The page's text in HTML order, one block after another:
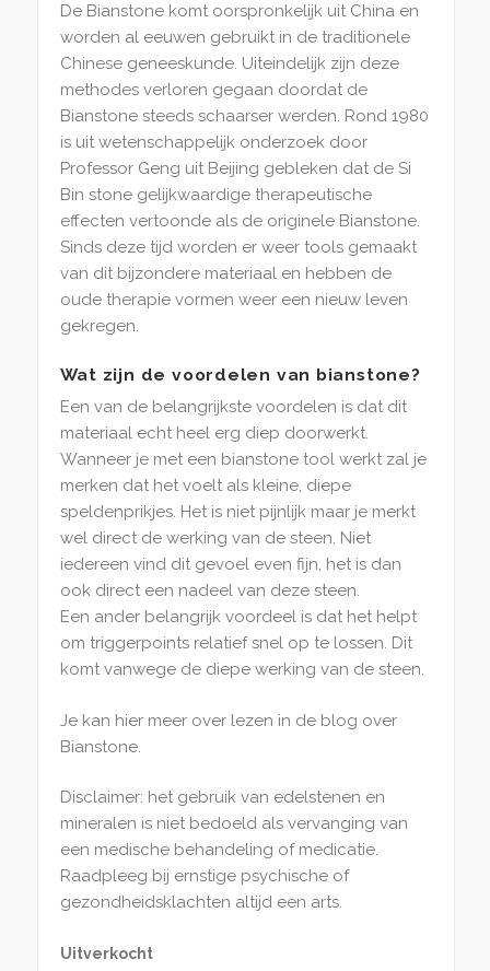
De Bianstone komt oorspronkelijk uit China en
worden al eeuwen gebruikt in de traditionele
Chinese geneeskunde. Uiteindelijk zijn deze
methodes verloren gegaan doordat de
Bianstone steeds schaarser werden. Rond 1980
is uit wetenschappelijk onderzoek door
Professor Geng uit Beijing gebleken dat de Si
Bin stone gelijkwaardige therapeutische
effecten vertoonde als de originele Bianstone.
Sinds deze tijd worden er weer tools gemaakt
van dit bijzondere materiaal en hebben de
oude therapie vormen weer een nieuw leven
gekregen.
Wat zijn de voordelen van bianstone?
Een van de belangrijkste voordelen is dat dit
materiaal echt heel erg diep doorwerkt.
Wanneer je met een bianstone tool werkt zal je
merken dat het voelt als kleine, diepe
speldenprikjes. Het is niet pijnlijk maar je merkt
wel direct de werking van de steen. Niet
iedereen vind dit gevoel even fijn, het is dan
ook direct een nadeel van deze steen.
Een ander belangrijk voordeel is dat het helpt
om triggerpoints relatief snel op te lossen. Dit
komt vanwege de diepe werking van de steen.
Je kan hier meer over lezen in de blog over
Bianstone.
Disclaimer: het gebruik van edelstenen en
mineralen is niet bedoeld als vervanging van
een medische behandeling of medicatie.
Raadpleeg bij ernstige psychische of
gezondheidsklachten altijd een arts.
Uitverkocht